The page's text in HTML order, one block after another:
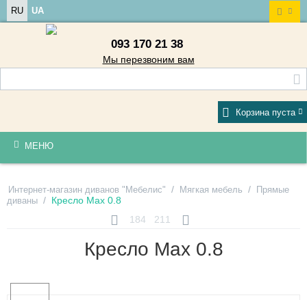
RU UA
093 170 21 38
Мы перезвоним вам
Корзина пуста
МЕНЮ
Интернет-магазин диванов "Мебелис" / Мягкая мебель / Прямые
диваны / Кресло Max 0.8
184
211
Кресло Max 0.8